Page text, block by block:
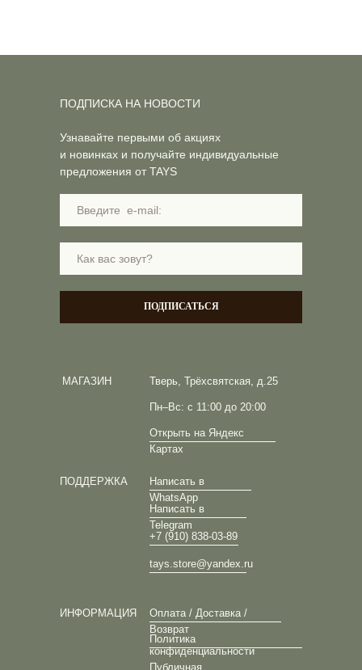
Тверь, Трёхсвятская, д.25
Пн–Вс: с 11:00 до 20:00
Открыть на Яндекс
Картах
МАГАЗИН
ПОДДЕРЖКА
Написать в
WhatsApp
Написать в
Telegram
+7 (910) 838-03-89
tays.store@yandex.ru
ИНФОРМАЦИЯ
Оплата / Доставка /
Возврат
Политика
конфиденциальности
Публичная
Узнавайте первыми об акциях
и новинках и получайте индивидуальные
предложения от TAYS
ПОДПИСАТЬСЯ
ПОДПИСКА НА НОВОСТИ